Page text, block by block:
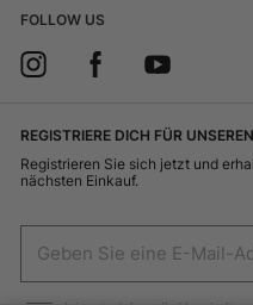
FOLLOW US
REGISTRIERE DICH FÜR
Registrieren Sie sich jetzt und
nächsten Einkauf.